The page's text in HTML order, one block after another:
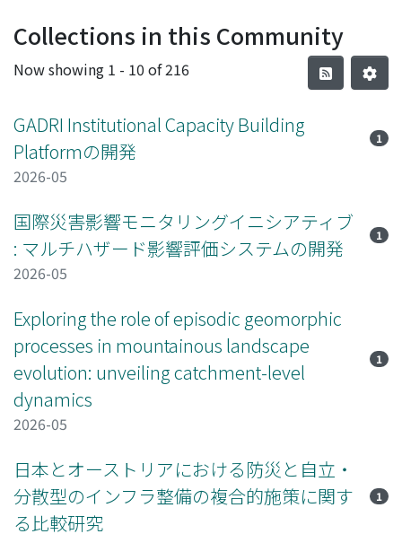
Collections in this Community
Now showing 1 - 10 of 216
GADRI Institutional Capacity Building
Platformの開発
1
2026-05
国際災害影響モニタリングイニシアティブ
: マルチハザード影響評価システムの開発
1
2026-05
Exploring the role of episodic geomorphic
processes in mountainous landscape
evolution: unveiling catchment-level
dynamics
1
2026-05
日本とオーストリアにおける防災と自立・
分散型のインフラ整備の複合的施策に関す
る比較研究
1